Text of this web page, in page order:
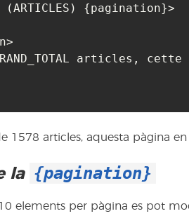
(ARTICLES) {pagination}>
articles, cette
1578 articles, aquesta pàgina
la {pagination}
elements per pàgina es pot